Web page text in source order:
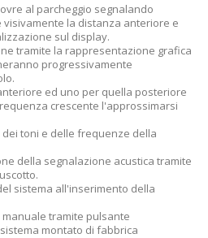
al parcheggio segnalando
visivamente la distanza anteriore e
sul display.
tramite la rappresentazione grafica
progressivamente
ed uno per quella posteriore
crescente l'approssimarsi
toni e delle frequenze della
della segnalazione acustica tramite
sistema all'inserimento della
tramite pulsante
montato di fabbrica